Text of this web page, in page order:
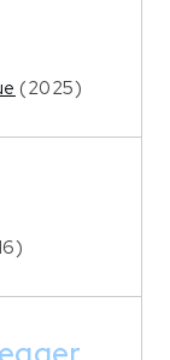
(2025)